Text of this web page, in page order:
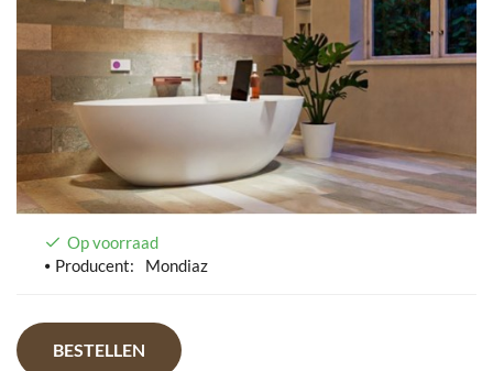
Op voorraad
Producent:
Mondiaz
BESTELLEN